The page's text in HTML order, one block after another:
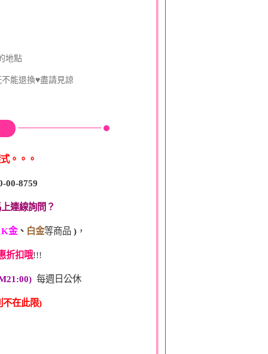
地點
能退換♥盡請見諒
。。。
00-8759
連線詢問？
K金、 白金等商品 ) ，
折扣哦!!!
每週日公休
在此限)